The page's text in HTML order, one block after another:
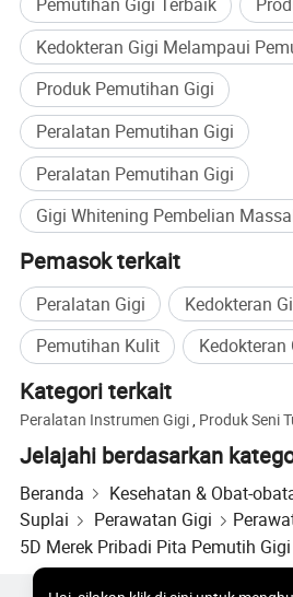
Kedokteran Gigi Melampaui
Produk Pemutihan Gigi
Peralatan Pemutihan Gigi
Peralatan Pemutihan Gigi
Gigi Whitening Pembelian
Pemasok terkait
Peralatan Gigi Kedokteran
Pemutihan Kulit
Kedokteran
Kategori terkait
Peralatan Instrumen Gigi Produk Seni
Jelajahi berdasarkan
Beranda Kesehatan & Obat-
Suplai
Perawatan Gigi
5D Merek Pribadi Pita Pemutih